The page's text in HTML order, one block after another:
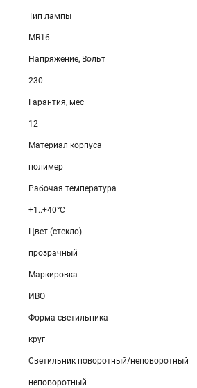
Тип лампы
MR16
Напряжение, Вольт
230
Гарантия, мес
12
Материал корпуса
полимер
Рабочая температура
+1..+40°C
Цвет (стекло)
прозрачный
Маркировка
ИВО
Форма светильника
круг
Светильник поворотный/неповоротный
неповоротный